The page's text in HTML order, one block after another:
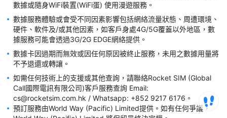
數據或隨身WiFi裝置(WiFi蛋) 使用漫遊服務。
數據服務體驗或會受不同因素影響包括網絡流量狀態、周遭環境、
硬件、軟件及/或其他因素，如客戶身處4G/5G覆蓋以外地區，數
據服務可能會透過3G/2G EDGE網絡提供。
數據卡因過期而無效或因任何原因被終止服務，未用之數據用量將
不予退還或轉讓。
如需任何技術上的支援或其他查詢，請聯絡Rocket SIM (Global
Call國際電訊有限公司)客戶服務查詢 Email:
cs@rocketsim.com.hk / Whatsapp: +852 9217 6176。
預訂服務由World Way (Pacific) Limited提供。如有任何爭議，